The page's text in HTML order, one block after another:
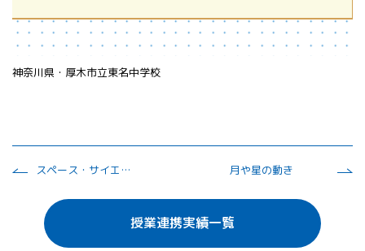
神奈川県・厚木市立東名中学校
スペース・サイエンス～宇宙・地球・生命～ 月や星の動き
授業連携実績一覧